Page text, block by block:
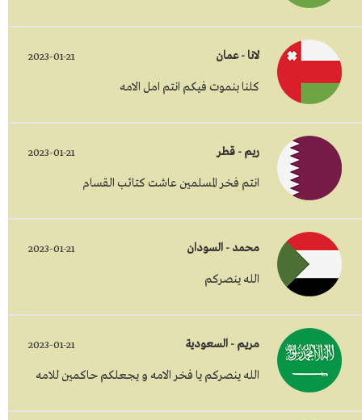
لانا - عمان 2023-01-21
كلنا بنموت فيكم انتم امل الامه
ريم - قطر 2023-01-21
انتم فخر المسلمين عاشت كتائب القسام
محمد - السودان 2023-01-21
الله ينصركم
مريم - السعودية 2023-01-21
الله ينصركم يا فخر الامه و يجعلكم حاكمين للامه